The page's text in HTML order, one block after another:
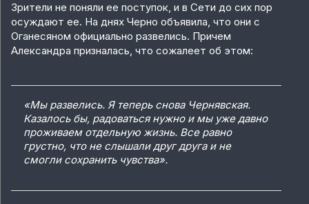
Зрители не поняли ее поступок, и в Сети до сих пор
осуждают ее. На днях Черно объявила, что они с
Оганесяном официально развелись. Причем
Александра призналась, что сожалеет об этом:
«Мы развелись. Я теперь снова Чернявская.
Казалось бы, радоваться нужно и мы уже давно
проживаем отдельную жизнь. Все равно
грустно, что не слышали друг друга и не
смогли сохранить чувства».